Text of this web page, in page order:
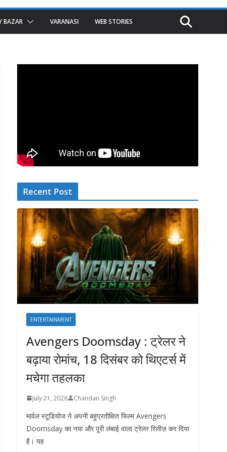
BAZAR VARANASI WEB STORIES
Recent Post
ENTERTAINMENT
Avengers Doomsday : ट्रेलर ने
बढ़ाया रोमांच, 18 दिसंबर को थिएटर्स में
मचेगा तहलका
July 21, 2026 Chandan Singh
मार्वल स्टूडियोज ने अपनी बहुप्रतीक्षित फिल्म Avengers
Doomsday का नया और पूरी लंबाई वाला ट्रेलर रिलीज़ कर दिया
है। यह